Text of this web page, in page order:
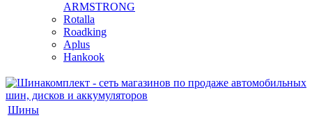
ARMSTRONG
Rotalla
Roadking
Aplus
Hankook
Шины